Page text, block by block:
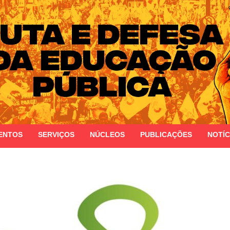
Estado do Rio Grande do Sul
SERVIÇOS NÚCLEOS PUBLICAÇÕES